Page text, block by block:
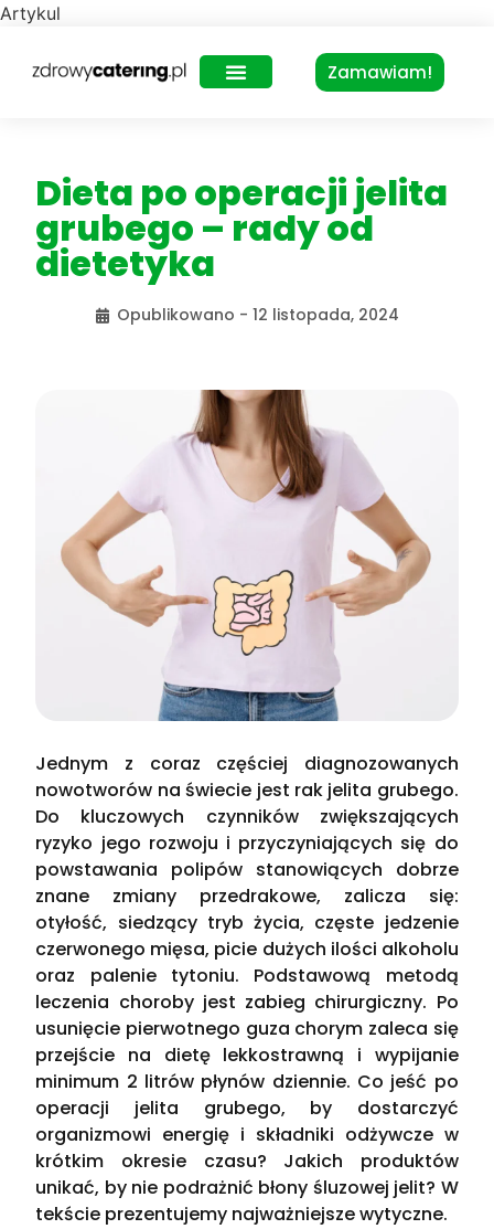
Artykul
Zamawiam!
Dieta po operacji jelita
grubego – rady od
dietetyka
Opublikowano - 12 listopada, 2024
Jednym z coraz częściej diagnozowanych
nowotworów na świecie jest rak jelita grubego.
Do kluczowych czynników zwiększających
ryzyko jego rozwoju i przyczyniających się do
powstawania polipów stanowiących dobrze
znane zmiany przedrakowe, zalicza się:
otyłość, siedzący tryb życia, częste jedzenie
czerwonego mięsa, picie dużych ilości alkoholu
oraz palenie tytoniu. Podstawową metodą
leczenia choroby jest zabieg chirurgiczny. Po
usunięcie pierwotnego guza chorym zaleca się
przejście na dietę lekkostrawną i wypijanie
minimum 2 litrów płynów dziennie. Co jeść po
operacji jelita grubego, by dostarczyć
organizmowi energię i składniki odżywcze w
krótkim okresie czasu? Jakich produktów
unikać, by nie podrażnić błony śluzowej jelit? W
tekście prezentujemy najważniejsze wytyczne.